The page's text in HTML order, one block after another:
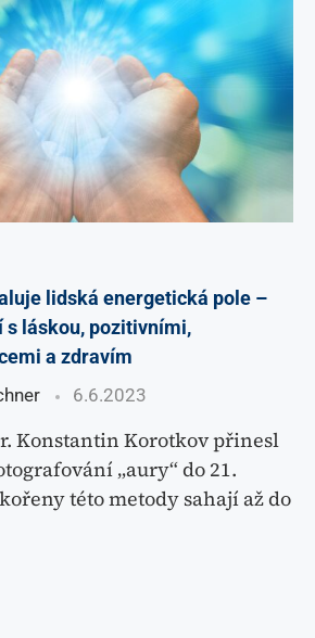
lidská energetická pole –
s láskou, pozitivními,
a zdravím
6.6.2023
Konstantin Korotkov přinesl
„aury“ do 21.
této metody sahají až do